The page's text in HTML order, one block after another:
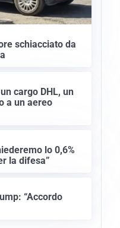
schiacciato da
cargo DHL, un
a un aereo
lo 0,6%
la difesa”
“Accordo